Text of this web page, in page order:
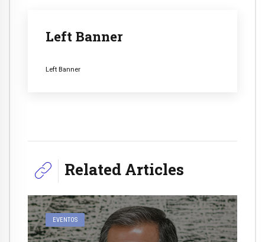
Left Banner
Left Banner
Related Articles
EVENTOS